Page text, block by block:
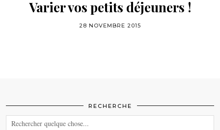
Varier vos petits déjeuners !
28 NOVEMBRE 2015
RECHERCHE